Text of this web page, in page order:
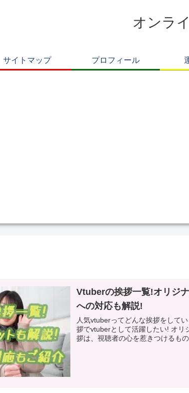
オンラ
サイトマップ プロフィール
Vtuberの挨拶一覧!オリジ
への対応も解説!
人気vtuberってどんな挨拶をしているんだろう?
拶でvtuberとして活躍したい! オリジナリティに溢れた人気vtuberの挨